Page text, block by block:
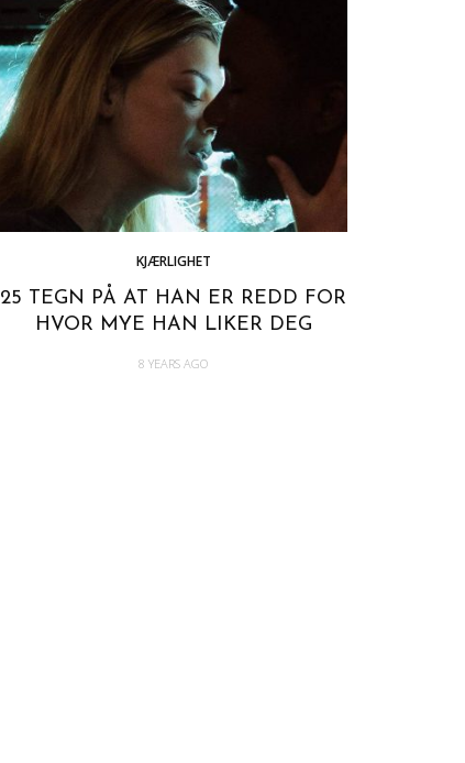
KJÆRLIGHET
25 TEGN PÅ AT HAN ER REDD FOR
HVOR MYE HAN LIKER DEG
8 YEARS AGO